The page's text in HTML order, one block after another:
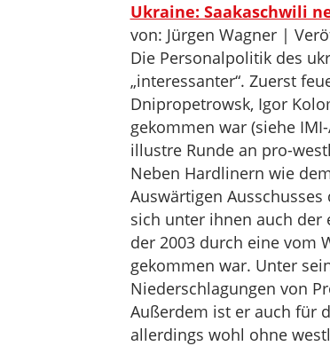
Ukraine: Saakaschwili
von: Jürgen Wagner |
Die Personalpolitik des
„interessanter“. Zuerst
Dnipropetrowsk, Igor
gekommen war (siehe
illustre Runde an pro-
Neben Hardlinern wie
Auswärtigen
sich unter ihnen auch der
der 2003 durch eine vom
gekommen war. Unter
Niederschlagungen von
Außerdem ist er auch für
allerdings wohl ohne